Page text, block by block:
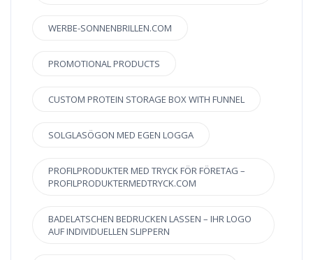
WERBE-SONNENBRILLEN.COM
PROMOTIONAL PRODUCTS
CUSTOM PROTEIN STORAGE BOX WITH FUNNEL
SOLGLASÖGON MED EGEN LOGGA
PROFILPRODUKTER MED TRYCK FÖR FÖRETAG –
PROFILPRODUKTERMEDTRYCK.COM
BADELATSCHEN BEDRUCKEN LASSEN – IHR LOGO
AUF INDIVIDUELLEN SLIPPERN